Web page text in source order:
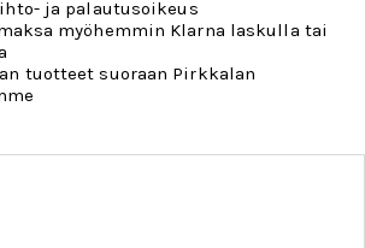
ja palautusoikeus
myöhemmin Klarna laskulla tai
tuotteet suoraan Pirkkalan